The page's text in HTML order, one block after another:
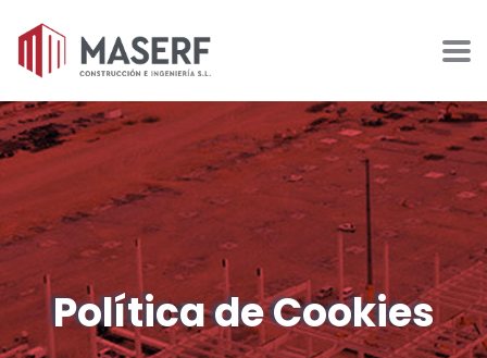
Política de Cookies